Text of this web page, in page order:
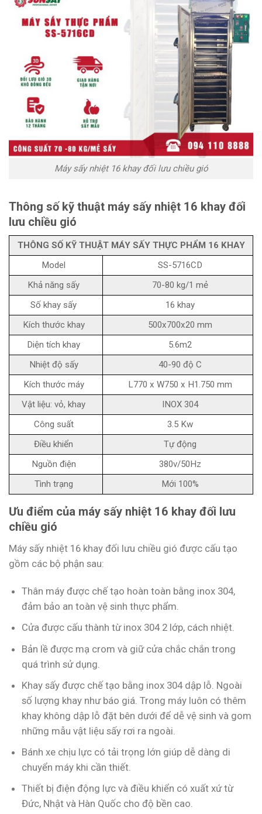
Máy sấy nhiệt 16 khay đối lưu chiều gió
Thông số kỹ thuật máy sấy nhiệt 16 khay đối
lưu chiều gió
THÔNG SỐ KỸ THUẬT MÁY SẤY THỰC PHẨM 16 KHAY
Model
SS-5716CD
Khả năng sấy
70-80 kg/1 mẻ
Số khay sấy
16 khay
Kích thước khay
500x700x20 mm
Diện tích khay
5.6m2
Nhiệt độ sấy
40-90 độ C
Kích thước máy
L770 x W750 x H1.750 mm
Vật liệu: vỏ, khay
INOX 304
Công suất
3.5 Kw
Điều khiển
Tự động
Nguồn điện
380v/50Hz
Tình trạng
Mới 100%
Ưu điểm của máy sấy nhiệt 16 khay đối lưu
chiều gió
Máy sấy nhiệt 16 khay đối lưu chiều gió được cấu tạo
gồm các bộ phận sau:
Thân máy được chế tạo hoàn toàn bằng inox 304,
đảm bảo an toàn vệ sinh thực phẩm.
Cửa được cấu thành từ inox 304 2 lớp, cách nhiệt.
Bản lề được mạ crom và giữ cửa chắc chắn trong
quá trình sử dụng.
Khay sấy được chế tạo bằng inox 304 dập lỗ. Ngoài
số lượng khay như báo giá. Trong máy luôn có thêm
khay không dập lỗ đặt bên dưới để dễ vệ sinh và gom
những mẫu vật liệu sấy rơi ra ngoài.
Bánh xe chịu lực có tải trọng lớn giúp dễ dàng di
chuyển máy khi cần thiết.
Thiết bị điện động lực và điều khiển có xuất xứ từ
Đức, Nhật và Hàn Quốc cho độ bền cao.